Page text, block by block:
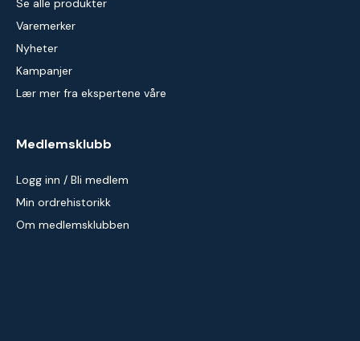
Se alle produkter
Varemerker
Nyheter
Kampanjer
Lær mer fra ekspertene våre
Medlemsklubb
Logg inn / Bli medlem
Min ordrehistorikk
Om medlemsklubben